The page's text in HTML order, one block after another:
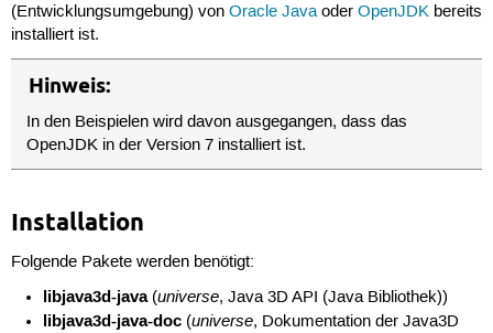
(Entwicklungsumgebung) von Oracle Javaoder OpenJDKbereits
installiert ist.
Hinweis:
In den Beispielen wird davon ausgegangen, dass das
OpenJDK in der Version 7 installiert ist.
Installation
Folgende Pakete werden benötigt:
libjava3d-java(universe, Java 3D API (Java Bibliothek))
libjava3d-java-doc (universe, Dokumentation der Java3D